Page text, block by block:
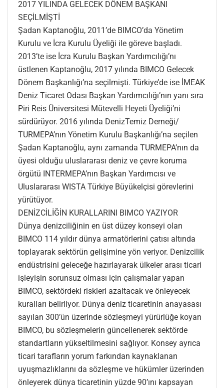
2017 YILINDA GELECEK DÖNEM BAŞKANI
SEÇİLMİŞTİ
Şadan Kaptanoğlu, 2011’de BIMCO’da Yönetim
Kurulu ve İcra Kurulu Üyeliği ile göreve başladı.
2013’te ise İcra Kurulu Başkan Yardımcılığı’nı
üstlenen Kaptanoğlu, 2017 yılında BIMCO Gelecek
Dönem Başkanlığı’na seçilmişti. Türkiye’de ise İMEAK
Deniz Ticaret Odası Başkan Yardımcılığı’nın yanı sıra
Piri Reis Üniversitesi Mütevelli Heyeti Üyeliği’ni
sürdürüyor. 2016 yılında DenizTemiz Derneği/
TURMEPA’nın Yönetim Kurulu Başkanlığı’na seçilen
Şadan Kaptanoğlu, aynı zamanda TURMEPA’nın da
üyesi olduğu uluslararası deniz ve çevre koruma
örgütü INTERMEPA’nın Başkan Yardımcısı ve
Uluslararası WISTA Türkiye Büyükelçisi görevlerini
yürütüyor.
DENİZCİLİĞİN KURALLARINI BIMCO YAZIYOR
Dünya denizciliğinin en üst düzey konseyi olan
BIMCO 114 yıldır dünya armatörlerini çatısı altında
toplayarak sektörün gelişimine yön veriyor. Denizcilik
endüstrisini geleceğe hazırlayarak ülkeler arası ticari
işleyişin sorunsuz olması için çalışmalar yapan
BIMCO, sektördeki riskleri azaltacak ve önleyecek
kuralları belirliyor. Dünya deniz ticaretinin anayasası
sayılan 300’ün üzerinde sözleşmeyi yürürlüğe koyan
BIMCO, bu sözleşmelerin güncellenerek sektörde
standartların yükseltilmesini sağlıyor. Konsey ayrıca
ticari tarafların yorum farkından kaynaklanan
uyuşmazlıklarını da sözleşme ve hükümler üzerinden
önleyerek dünya ticaretinin yüzde 90’ını kapsayan